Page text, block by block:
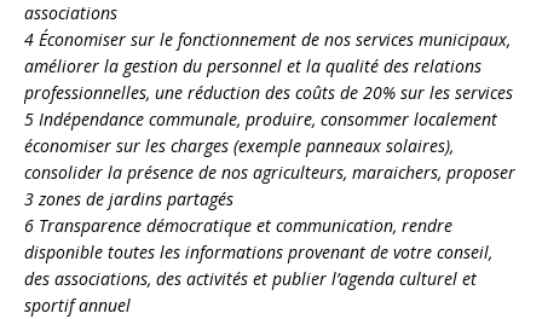
associations
4 Économiser sur le fonctionnement de nos services municipaux,
améliorer la gestion du personnel et la qualité des relations
professionnelles, une réduction des coûts de 20% sur les services
5 Indépendance communale, produire, consommer localement
économiser sur les charges (exemple panneaux solaires),
consolider la présence de nos agriculteurs, maraichers, proposer
3 zones de jardins partagés
6 Transparence démocratique et communication, rendre
disponible toutes les informations provenant de votre conseil,
des associations, des activités et publier l’agenda culturel et
sportif annuel